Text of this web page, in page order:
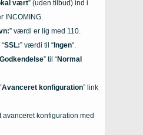
vært” (uden tilbud) ind i
INCOMING.
” værdi er lig med 110.
SSL:” værdi til “ Ingen“.
Godkendelse” til “Normal
Avanceret konfiguration” link
avanceret konfiguration med